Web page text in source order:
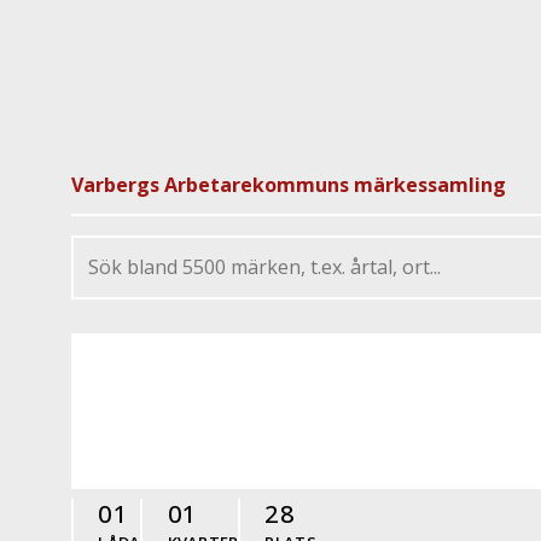
Varbergs Arbetarekommuns märkessamling
01 01 28